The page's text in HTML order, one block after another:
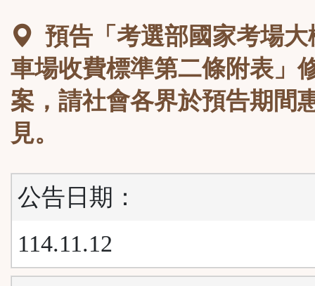
預告「考選部國家考場大
車場收費標準第二條附表」
案，請社會各界於預告期間
見。
公告日期：
114.11.12